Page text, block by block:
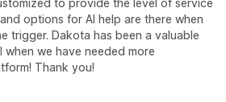
options for AI help are there when
trigger. Dakota has been a valuable
we have needed more
Thank you!